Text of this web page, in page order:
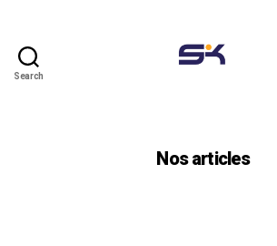
Search
Nos articles